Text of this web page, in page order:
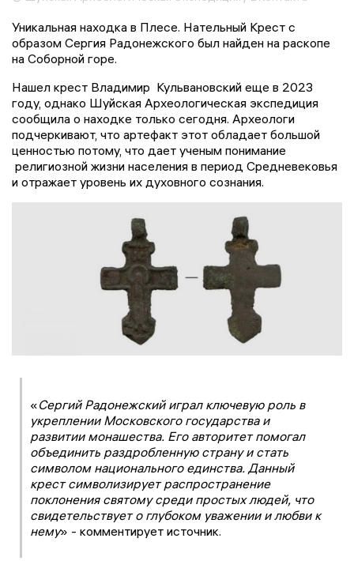
Уникальная находка в Плесе. Нательный Крест с
образом Сергия Радонежского был найден на раскопе
на Соборной горе.
Нашел крест Владимир Кульвановский еще в 2023
году, однако Шуйская Археологическая экспедиция
сообщила о находке только сегодня. Археологи
подчеркивают, что артефакт этот обладает большой
ценностью потому, что дает ученым понимание
религиозной жизни населения в период Средневековья
и отражает уровень их духовного сознания.
«Сергий Радонежский играл ключевую роль в
укреплении Московского государства и
развитии монашества. Его авторитет помогал
объединить раздробленную страну и стать
символом национального единства. Данный
крест символизирует распространение
поклонения святому среди простых людей, что
свидетельствует о глубоком уважении и любви к
нему» - комментирует источник.